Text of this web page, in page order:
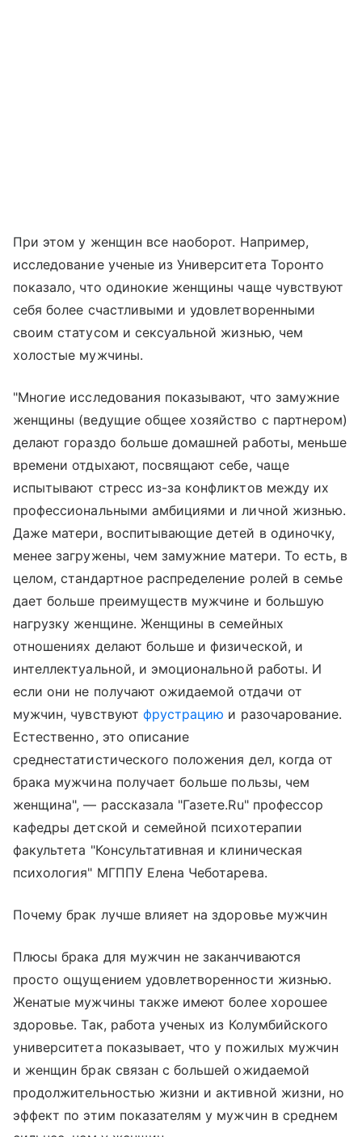
При этом у женщин все наоборот. Например,
исследование ученые из Университета Торонто
показало, что одинокие женщины чаще чувствуют
себя более счастливыми и удовлетворенными
своим статусом и сексуальной жизнью, чем
холостые мужчины.
"Многие исследования показывают, что замужние
женщины (ведущие общее хозяйство с партнером)
делают гораздо больше домашней работы, меньше
времени отдыхают, посвящают себе, чаще
испытывают стресс из-за конфликтов между их
профессиональными амбициями и личной жизнью.
Даже матери, воспитывающие детей в одиночку,
менее загружены, чем замужние матери. То есть, в
целом, стандартное распределение ролей в семье
дает больше преимуществ мужчине и большую
нагрузку женщине. Женщины в семейных
отношениях делают больше и физической, и
интеллектуальной, и эмоциональной работы. И
если они не получают ожидаемой отдачи от
мужчин, чувствуют фрустрацию и разочарование.
Естественно, это описание
среднестатистического положения дел, когда от
брака мужчина получает больше пользы, чем
женщина", — рассказала "Газете.Ru" профессор
кафедры детской и семейной психотерапии
факультета "Консультативная и клиническая
психология" МГППУ Елена Чеботарева.
Почему брак лучше влияет на здоровье мужчин
Плюсы брака для мужчин не заканчиваются
просто ощущением удовлетворенности жизнью.
Женатые мужчины также имеют более хорошее
здоровье. Так, работа ученых из Колумбийского
университета показывает, что у пожилых мужчин
и женщин брак связан с большей ожидаемой
продолжительностью жизни и активной жизни, но
эффект по этим показателям у мужчин в среднем